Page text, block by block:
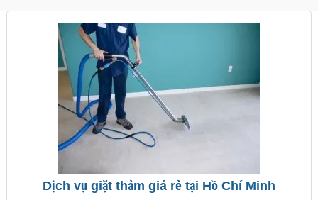
Dịch vụ giặt thảm giá rẻ tại Hồ Chí Minh